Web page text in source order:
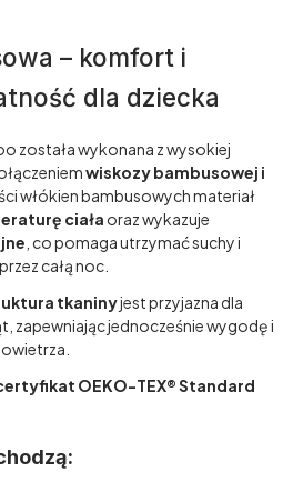
– komfort i
dla dziecka
została wykonana z wysokiej
wiskozy bambusowej i
włókien bambusowych materiał
ciała oraz wykazuje
, co pomaga utrzymać suchy i
całą noc.
tkaninyjest przyjazna dla
zapewniając jednocześnie wygodę i
OEKO-TEX® Standard